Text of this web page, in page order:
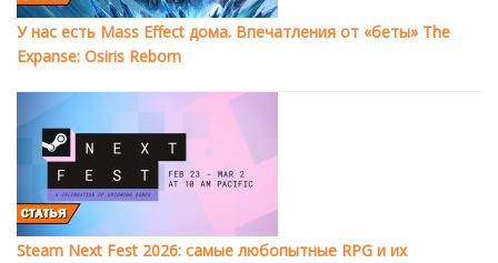
У нас есть Mass Effect дома. Впечатления от «беты» The
Expanse: Osiris Reborn
Steam Next Fest 2026: самые любопытные RPG и их